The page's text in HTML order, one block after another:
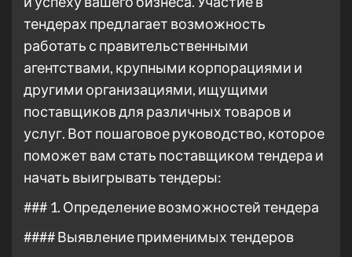
тендерах предлагает возможность
работать с правительственными
агентствами, крупными корпорациями и
другими организациями, ищущими
поставщиков для различных товаров и
услуг. Вот пошаговое руководство, которое
поможет вам стать поставщиком тендера и
начать выигрывать тендеры:
### 1. Определение возможностей тендера
#### Выявление применимых тендеров